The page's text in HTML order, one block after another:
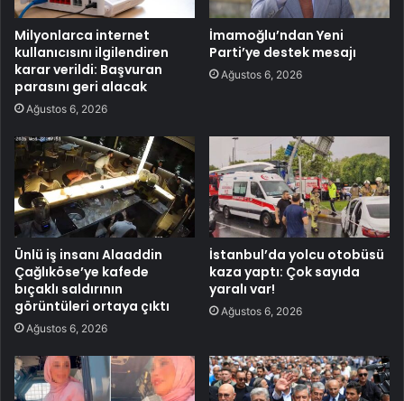
Milyonlarca internet
kullanıcısını ilgilendiren
karar verildi: Başvuran
parasını geri alacak
Ağustos 6, 2026
İmamoğlu’ndan Yeni
Parti’ye destek mesajı
Ağustos 6, 2026
Ünlü iş insanı Alaaddin
Çağlıköse’ye kafede
bıçaklı saldırının
görüntüleri ortaya çıktı
Ağustos 6, 2026
İstanbul’da yolcu otobüsü
kaza yaptı: Çok sayıda
yaralı var!
Ağustos 6, 2026